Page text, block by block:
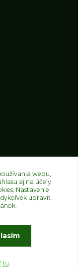
webu,
aj na účely
Nastavenie
upraviť
tu